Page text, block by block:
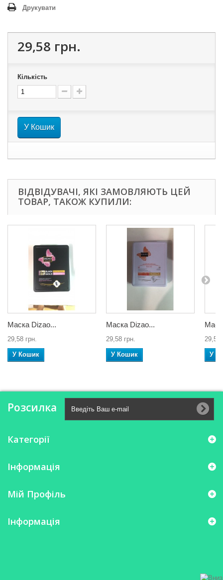
Друкувати
29,58 грн.
Кількість
У Кошик
ВІДВІДУВАЧІ, ЯКІ ЗАМОВЛЯЮТЬ ЦЕЙ
ТОВАР, ТАКОЖ КУПИЛИ:
Маска Dizao...
29,58 грн.
У Кошик
Маска Dizao...
29,58 грн.
У Кошик
29,58
У
Розсилка
Категорії
Інформація
Мій Профіль
Інформація